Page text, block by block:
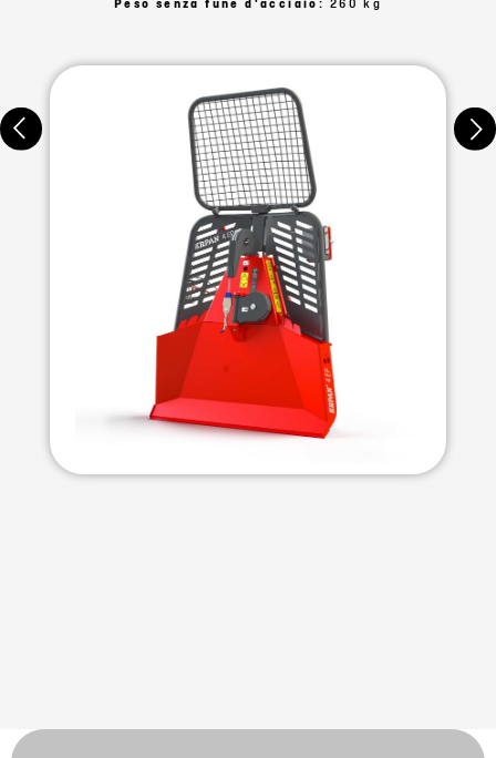
non richiesto della fune metallica sul tamburo. Qualora il trattore
frizione è alloggiato dentro al verricello ed è protetto dai danni
derivanti dall’esterno. Il meccanismo di frenata è anch’esso
situato dentro l’alloggiamento. Aumentando il numero di dischi
della frizione e ottimizzando il meccanismo, la corsa è
accorciata ed è necessaria una quantità minore di forza sulla
fune per impegnare la frizione e disimpegnare il freno.
STRUTTURA DI SUPPORTO A PIRAMIDE
on i verricelli a controllo meccanico, entrambi i meccanismi di
leva di controllo (trazione e impegno del freno) sono protetti
dagli agenti esterni e da eventuali danni essendo collocati nella
sommità triangolare della struttura di supporto. Le pulegge sono
attaccate all’esterno.
MODELLI DI VERRICELLI MECCANICI
sistono quattro modelli indicati come 4 EP, 5 ERP, 6 ERP e 8
(riduzione), mentre 'P' sta per freno proporzionale.
Peso senza fune d'acciaio: 260 kg